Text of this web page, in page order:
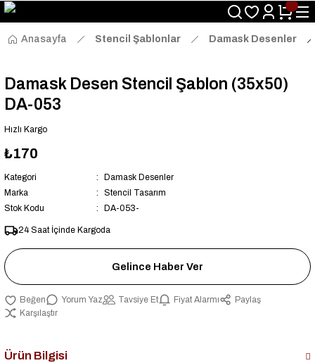
Size Özel "HG10" Kodu ile Sepette Hemen %10 İndirim Fırsatını
Kaçırmayın!
Anasayfa
Stencil Şablonlar Damask Desenler
Damask Desen Stencil Şablon (35x50)
DA-053
Hızlı Kargo
₺170
Kategori
Damask Desenler
Marka
Stencil Tasarım
Stok Kodu
DA-053-
24 Saat İçinde Kargoda
Gelince Haber Ver
Yorum Yaz Tavsiye Et Fiyat Alarmı
Paylaş
Karşılaştır
Ürün Bilgisi